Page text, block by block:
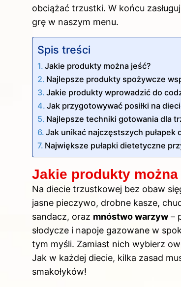
obciążać trzustki. W końcu
grę w naszym menu.
Spis treści
Jakie produkty można jeść?
Najlepsze produkty spożywcze
Jakie produkty wprowadzić do
Jak przygotowywać posiłki na
Najlepsze techniki gotowania dla
Jak unikać najczęstszych
Największe pułapki dietetyczne
Jakie produkty
Na diecie trzustkowej bez obaw
jasne pieczywo, drobne kasze,
sandacz, oraz mnóstwo warzyw –
słodycze i napoje gazowane w
tym myśli. Zamiast nich wybierz
Jak w każdej diecie, kilka zasad
smakołyków!